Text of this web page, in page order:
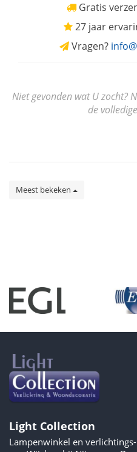
Gratis
27 jaar
Vragen?
Niet gevonden wat U zocht?
de
Meest bekeken
Light Collection
Lampenwinkel en